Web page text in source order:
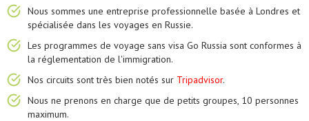
Nous sommes une entreprise professionnelle basée à Londres et
spécialisée dans les voyages en Russie.
Les programmes de voyage sans visa Go Russia sont conformes à
la réglementation de l'immigration.
Nos circuits sont très bien notés sur Tripadvisor.
Nous ne prenons en charge que de petits groupes, 10 personnes
maximum.